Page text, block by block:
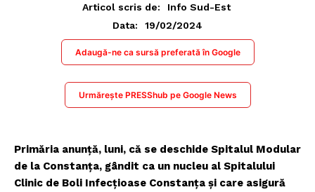
Articol scris de:
Info Sud-Est
Data:
19/02/2024
Adaugă-ne ca sursă preferată în Google
Urmărește PRESShub pe Google News
Primăria anunță, luni, că se deschide Spitalul Modular
de la Constanța, gândit ca un nucleu al Spitalului
Clinic de Boli Infecţioase Constanţa şi care asigură